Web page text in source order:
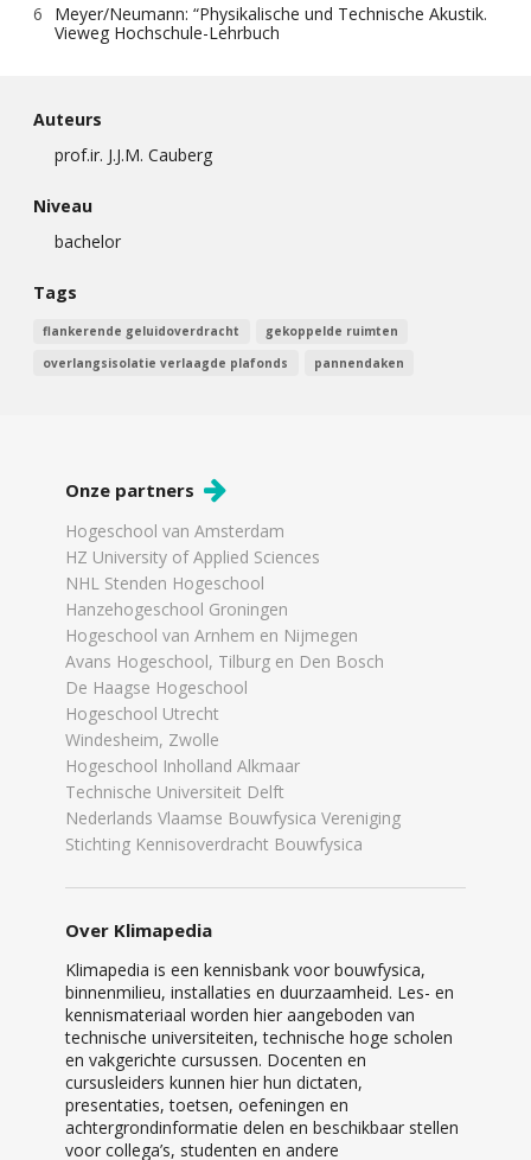
Meyer/Neumann: “Physikalische und Technische Akustik.
Vieweg Hochschule-Lehrbuch
Auteurs
prof.ir. J.J.M. Cauberg
Niveau
bachelor
Tags
flankerende geluidoverdracht
gekoppelde ruimten
overlangsisolatie verlaagde plafonds
pannendaken
Onze partners
Hogeschool van Amsterdam
HZ University of Applied Sciences
NHL Stenden Hogeschool
Hanzehogeschool Groningen
Hogeschool van Arnhem en Nijmegen
Avans Hogeschool, Tilburg en Den Bosch
De Haagse Hogeschool
Hogeschool Utrecht
Windesheim, Zwolle
Hogeschool Inholland Alkmaar
Technische Universiteit Delft
Nederlands Vlaamse Bouwfysica Vereniging
Stichting Kennisoverdracht Bouwfysica
Over Klimapedia
Klimapedia is een kennisbank voor bouwfysica,
binnenmilieu, installaties en duurzaamheid. Les- en
kennismateriaal worden hier aangeboden van
technische universiteiten, technische hoge scholen
en vakgerichte cursussen. Docenten en
cursusleiders kunnen hier hun dictaten,
presentaties, toetsen, oefeningen en
achtergrondinformatie delen en beschikbaar stellen
voor collega’s, studenten en andere